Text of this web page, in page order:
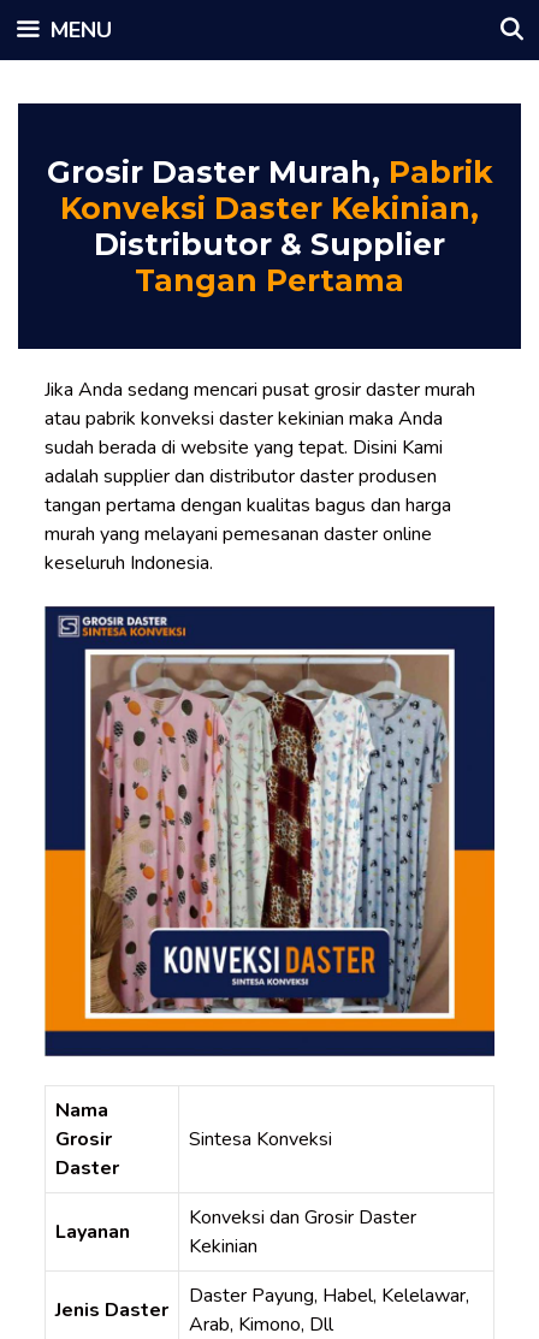
MENU
Grosir Daster Murah, Pabrik
Konveksi Daster Kekinian,
Distributor & Supplier
Tangan Pertama
Jika Anda sedang mencari pusat grosir daster murah
atau pabrik konveksi daster kekinian maka Anda
sudah berada di website yang tepat. Disini Kami
adalah supplier dan distributor daster produsen
tangan pertama dengan kualitas bagus dan harga
murah yang melayani pemesanan daster online
keseluruh Indonesia.
Nama
Grosir
Daster
Sintesa Konveksi
Layanan
Konveksi dan Grosir Daster
Kekinian
Jenis Daster
Daster Payung, Habel, Kelelawar,
Arab, Kimono, Dll